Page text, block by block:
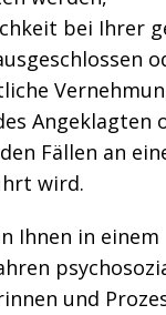
bei Ihrer
Angeklagten
Fällen an
wird.
Ihnen in einem
und